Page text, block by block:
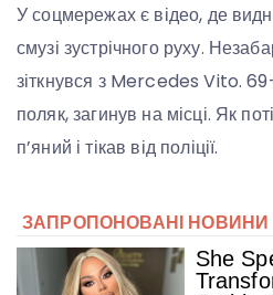
У соцмережах є відео, де
смузі зустрічного руху.
зіткнувся з Mercedes Vito.
поляк, загинув на місці. Як
п’яний і тікав від поліції.